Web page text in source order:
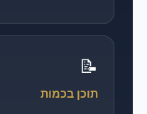
📝
תוכן בכמות